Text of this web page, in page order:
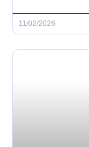
11/02/2026